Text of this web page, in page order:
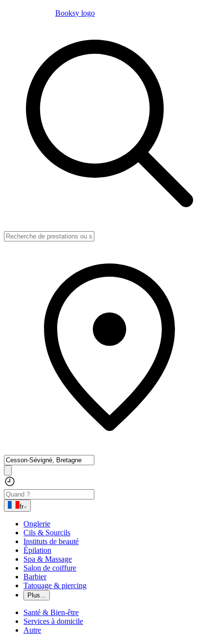
Booksy logo
fr
Onglerie
Cils & Sourcils
Instituts de beauté
Épilation
Spa & Massage
Salon de coiffure
Barbier
Tatouage & piercing
Plus...
Santé & Bien-être
Services à domicile
Autre